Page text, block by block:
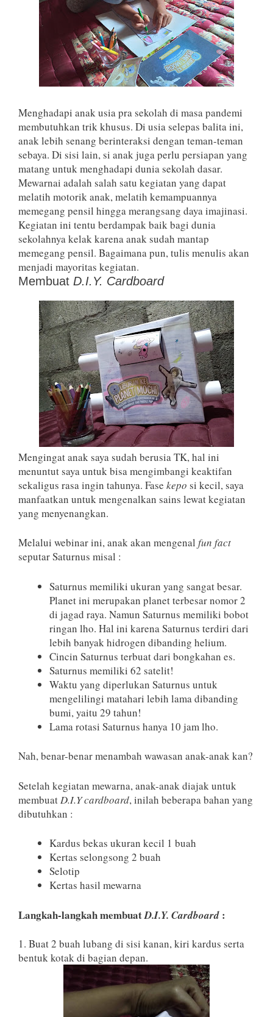
Menghadapi anak usia pra sekolah di masa pandemi
membutuhkan trik khusus. Di usia selepas balita ini,
anak lebih senang berinteraksi dengan teman-teman
sebaya. Di sisi lain, si anak juga perlu persiapan yang
matang untuk menghadapi dunia sekolah dasar.
Mewarnai adalah salah satu kegiatan yang dapat
melatih motorik anak, melatih kemampuannya
memegang pensil hingga merangsang daya imajinasi.
Kegiatan ini tentu berdampak baik bagi dunia
sekolahnya kelak karena anak sudah mantap
memegang pensil. Bagaimana pun, tulis menulis akan
menjadi mayoritas kegiatan.
Membuat D.I.Y. Cardboard
Mengingat anak saya sudah berusia TK, hal ini
menuntut saya untuk bisa mengimbangi keaktifan
sekaligus rasa ingin tahunya. Fase kepo si kecil, saya
manfaatkan untuk mengenalkan sains lewat kegiatan
yang menyenangkan.
Melalui webinar ini, anak akan mengenal fun fact
seputar Saturnus misal :
Saturnus memiliki ukuran yang sangat besar.
Planet ini merupakan planet terbesar nomor 2
di jagad raya. Namun Saturnus memiliki bobot
ringan lho. Hal ini karena Saturnus terdiri dari
lebih banyak hidrogen dibanding helium.
Cincin Saturnus terbuat dari bongkahan es.
Saturnus memiliki 62 satelit!
Waktu yang diperlukan Saturnus untuk
mengelilingi matahari lebih lama dibanding
bumi, yaitu 29 tahun!
Lama rotasi Saturnus hanya 10 jam lho.
Nah, benar-benar menambah wawasan anak-anak kan?
Setelah kegiatan mewarna, anak-anak diajak untuk
membuat D.I.Y cardboard, inilah beberapa bahan yang
dibutuhkan :
Kardus bekas ukuran kecil 1 buah
Kertas selongsong 2 buah
Selotip
Kertas hasil mewarna
Langkah-langkah membuatD.I.Y. Cardboard :
1. Buat 2 buah lubang di sisi kanan, kiri kardus serta
bentuk kotak di bagian depan.